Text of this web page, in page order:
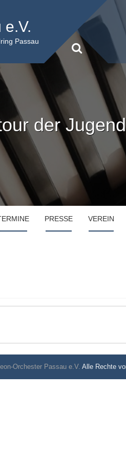
Passau
der
PRESSE VEREIN
Orchester Passau e.V. Alle Rechte